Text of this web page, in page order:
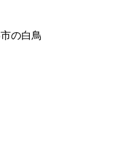
の白鳥